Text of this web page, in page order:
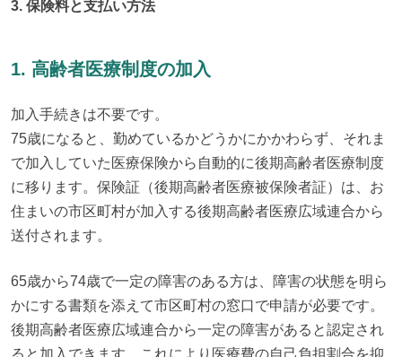
3. 保険料と支払い方法
1. 高齢者医療制度の加入
加入手続きは不要です。
75歳になると、勤めているかどうかにかかわらず、それま
で加入していた医療保険から自動的に後期高齢者医療制度
に移ります。保険証（後期高齢者医療被保険者証）は、お
住まいの市区町村が加入する後期高齢者医療広域連合から
送付されます。
65歳から74歳で一定の障害のある方は、障害の状態を明ら
かにする書類を添えて市区町村の窓口で申請が必要です。
後期高齢者医療広域連合から一定の障害があると認定され